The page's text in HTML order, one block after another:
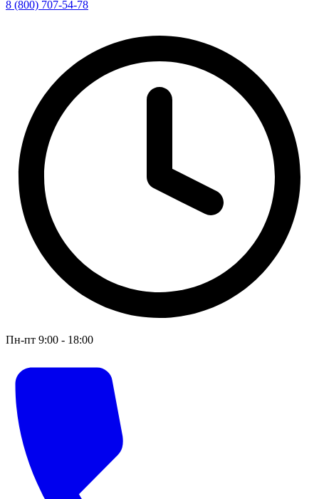
8 (800) 707-54-78
Пн-пт 9:00 - 18:00